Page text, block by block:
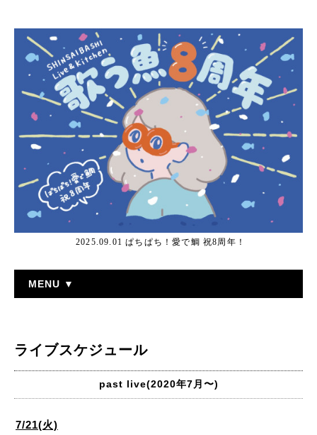
2025.09.01 ぱちぱち！愛で鯛 祝8周年！
MENU ▼
ライブスケジュール
past live(2020年7月〜)
7/21(火)